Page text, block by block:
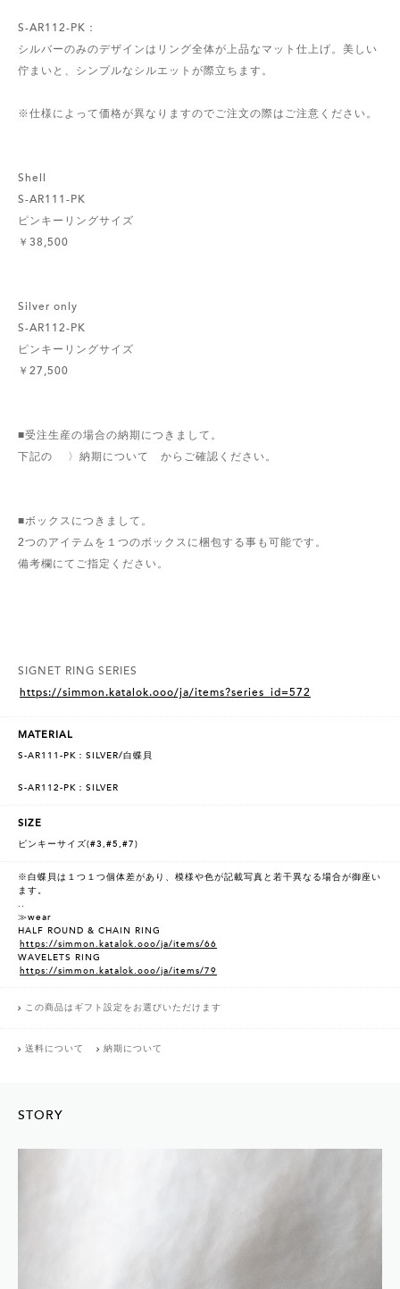
S-AR112-PK：
シルバーのみのデザインはリング全体が上品なマット仕上げ。美しい
佇まいと、シンプルなシルエットが際立ちます。
※仕様によって価格が異なりますのでご注文の際はご注意ください。
Shell
S-AR111-PK
ピンキーリングサイズ
￥38,500
Silver only
S-AR112-PK
ピンキーリングサイズ
￥27,500
■受注生産の場合の納期につきまして。
下記の 〉納期について からご確認ください。
■ボックスにつきまして。
2つのアイテムを１つのボックスに梱包する事も可能です。
備考欄にてご指定ください。
SIGNET RING SERIES
https://simmon.katalok.ooo/ja/items?series_id=572
MATERIAL
S-AR111-PK：SILVER/白蝶貝
S-AR112-PK：SILVER
SIZE
ピンキーサイズ(#3,#5,#7)
※白蝶貝は１つ１つ個体差があり、模様や色が記載写真と若干異なる場合が御座い
ます。
..
≫wear
HALF ROUND & CHAIN RING
https://simmon.katalok.ooo/ja/items/66
WAVELETS RING
https://simmon.katalok.ooo/ja/items/79
この商品はギフト設定をお選びいただけます
送料について 納期について
STORY